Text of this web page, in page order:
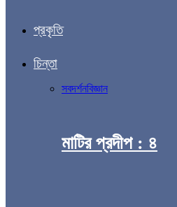
প্রকৃতি
চিন্তা
সবদর্শনবিজ্ঞান
মাটির প্রদীপ : ৪